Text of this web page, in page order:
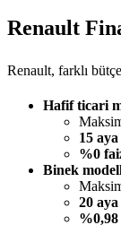
Renault
Renault, farklı
Hafif ticari
15
%0
Binek
20
%0,98